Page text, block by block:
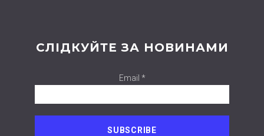
СЛІДКУЙТЕ ЗА НОВИНАМИ
Email *